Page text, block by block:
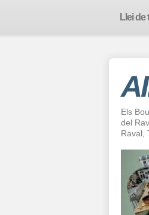
Llei
Els
del
Raval,